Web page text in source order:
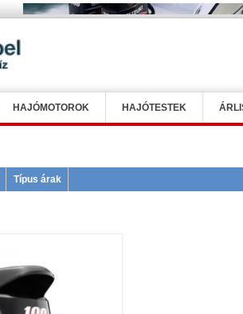
HAJÓMOTOROK HAJÓTESTEK
Típus árak